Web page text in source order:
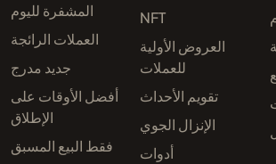
المشفرة لليوم
العملات الرائجة
جديد مدرج
أفضل الأوقات على
الإطلاق
فقط البيع المسبق
NFT
العروض الأولية
للعملات
تقويم الأحداث
الإنزال الجوي
أدوات